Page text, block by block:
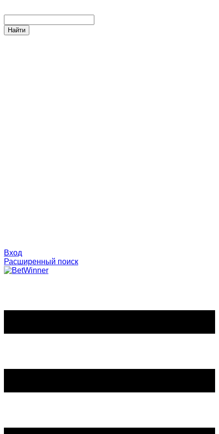
Вход
Расширенный поиск